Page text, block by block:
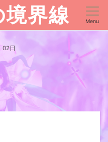
境界線 Menu
02日